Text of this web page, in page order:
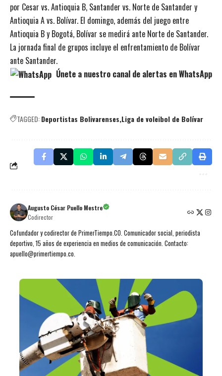
por Cesar vs. Antioquia B, Santander vs. Norte de Santander y
Antioquia A vs. Bolívar. El domingo, además del juego entre
Antioquia B y Bogotá, Bolívar se medirá ante Norte de Santander.
La jornada final de grupos incluye el enfrentamiento de Bolívar
ante Santander.
Únete a nuestro canal de alertas en WhatsApp
TAGGED:Deportistas Bolivarenses Liga de voleibol de Bolívar
Augusto César Puello Mestre
Codirector
Cofundador y codirector de PrimerTiempo.CO. Comunicador social, periodista
deportivo, 15 años de experiencia en medios de comunicación. Contacto:
apuello@primertiempo.co.